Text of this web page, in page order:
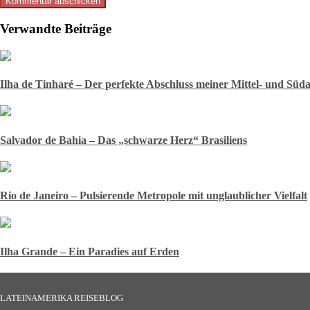
Verwandte Beiträge
Ilha de Tinharé – Der perfekte Abschluss meiner Mittel- und
Salvador de Bahia – Das „schwarze Herz“ Brasiliens
Rio de Janeiro – Pulsierende Metropole mit unglaublicher Vielfalt
Ilha Grande – Ein Paradies auf Erden
LATEINAMERIKA REISEBLOG